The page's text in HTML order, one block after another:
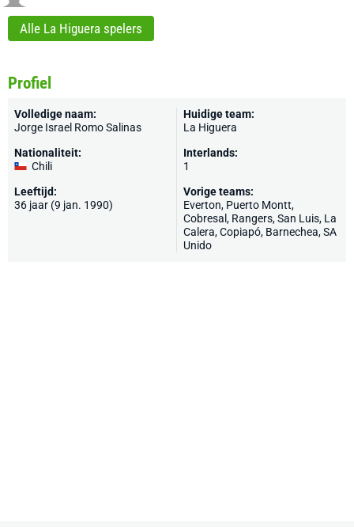
Alle La Higuera spelers
Profiel
Volledige naam:
Jorge Israel Romo Salinas
Nationaliteit:
Chili
Leeftijd:
36 jaar (9 jan. 1990)
Huidige team:
La Higuera
Interlands:
1
Vorige teams:
Everton, Puerto Montt,
Cobresal, Rangers, San Luis, La
Calera, Copiapó, Barnechea, SA
Unido